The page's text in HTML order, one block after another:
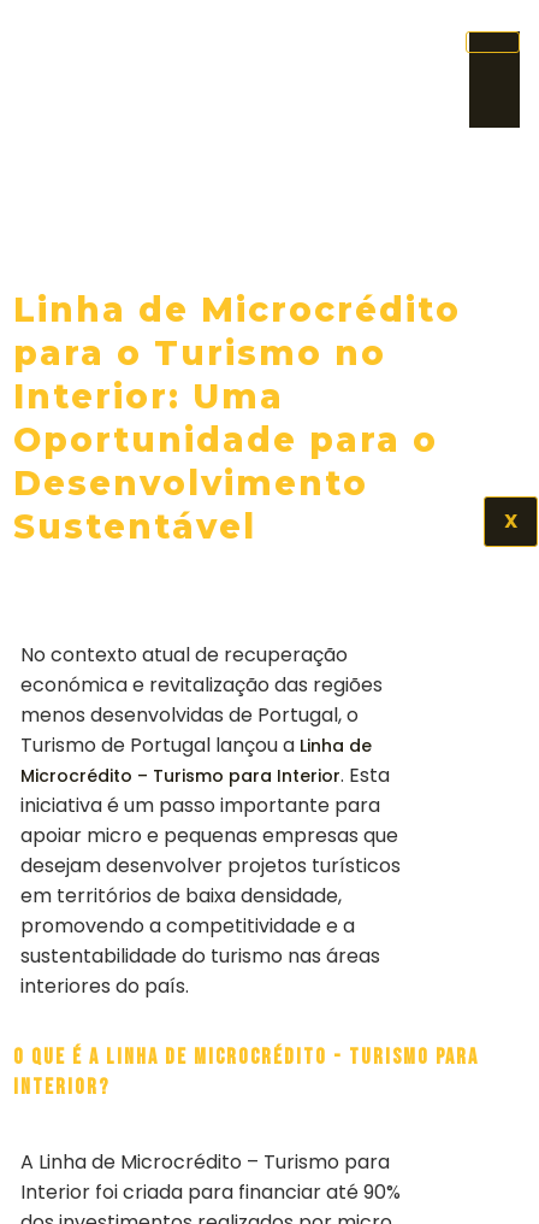
X
Linha de Microcrédito
para o Turismo no
Interior: Uma
Oportunidade para o
Desenvolvimento
Sustentável
No contexto atual de recuperação
económica e revitalização das regiões
menos desenvolvidas de Portugal, o
Turismo de Portugal lançou a Linha de
Microcrédito – Turismo para Interior. Esta
iniciativa é um passo importante para
apoiar micro e pequenas empresas que
desejam desenvolver projetos turísticos
em territórios de baixa densidade,
promovendo a competitividade e a
sustentabilidade do turismo nas áreas
interiores do país.
O que é a Linha de Microcrédito - Turismo para
Interior?
A Linha de Microcrédito – Turismo para
Interior foi criada para financiar até 90%